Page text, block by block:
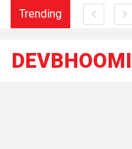
Trending
से है देश की आन-बान-शान
DEVBHOOMI